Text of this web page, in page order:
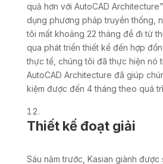
quả hơn với AutoCAD
dụng phương pháp truyền thống,
tôi mất khoảng 22 tháng để đi từ
qua phát triển thiết kế đến hợp
thực tế, chúng tôi đã thực hiện nó
AutoCAD Architecture đã giúp
kiệm được đến 4 tháng theo quá
Thiết kế đoạt giải
Sáu năm trước, Kasian giành